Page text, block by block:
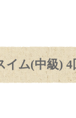
ム(中級) 4